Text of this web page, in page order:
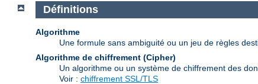
Définitions
Algorithme
Une formule sans ambiguité ou un jeu de règles
Algorithme de chiffrement (Cipher)
Un algorithme ou un système de chiffrement des
Voir : chiffrement SSL/TLS